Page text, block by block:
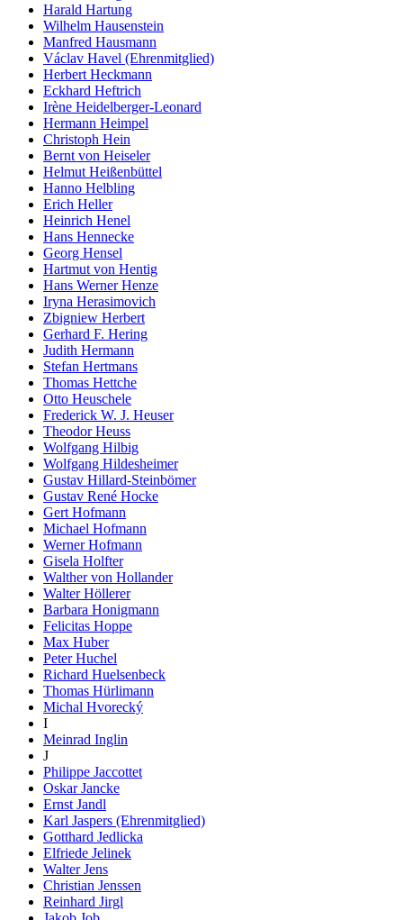
Harald Hartung
Wilhelm Hausenstein
Manfred Hausmann
Václav Havel (Ehrenmitglied)
Herbert Heckmann
Eckhard Heftrich
Irène Heidelberger-Leonard
Hermann Heimpel
Christoph Hein
Bernt von Heiseler
Helmut Heißenbüttel
Hanno Helbling
Erich Heller
Heinrich Henel
Hans Hennecke
Georg Hensel
Hartmut von Hentig
Hans Werner Henze
Iryna Herasimovich
Zbigniew Herbert
Gerhard F. Hering
Judith Hermann
Stefan Hertmans
Thomas Hettche
Otto Heuschele
Frederick W. J. Heuser
Theodor Heuss
Wolfgang Hilbig
Wolfgang Hildesheimer
Gustav Hillard-Steinbömer
Gustav René Hocke
Gert Hofmann
Michael Hofmann
Werner Hofmann
Gisela Holfter
Walther von Hollander
Walter Höllerer
Barbara Honigmann
Felicitas Hoppe
Max Huber
Peter Huchel
Richard Huelsenbeck
Thomas Hürlimann
Michal Hvorecký
I
Meinrad Inglin
J
Philippe Jaccottet
Oskar Jancke
Ernst Jandl
Karl Jaspers (Ehrenmitglied)
Gotthard Jedlicka
Elfriede Jelinek
Walter Jens
Christian Jenssen
Reinhard Jirgl